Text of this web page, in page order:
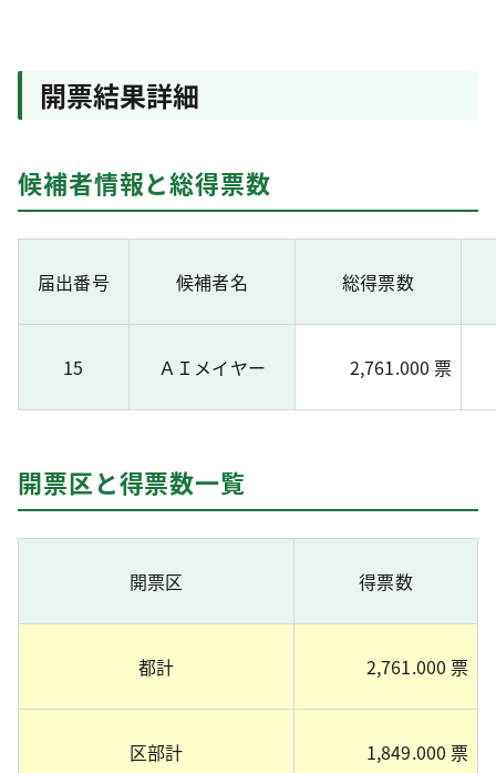
開票結果詳細
候補者情報と総得票数
届出番号 候補者名 総得票数
15 ＡＩメイヤー 2,761.000 票
開票区と得票数一覧
開票区 得票数
都計 2,761.000 票
区部計 1,849.000 票